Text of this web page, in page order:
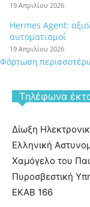
19 Απριλίου 2026
Hermes Agent:
αυτοματισμοί
19 Απριλίου 2026
Φόρτωση
Tηλέφωνα
Δίωξη
Ελληνική
Χαμόγελο του
Πυροσβεστική
ΕΚΑΒ 166